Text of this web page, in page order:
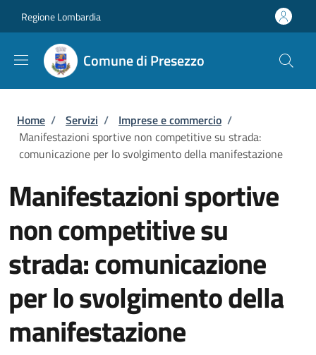
Regione Lombardia
Comune di Presezzo
Briciole di pane
Home / Servizi / Imprese e commercio /
Manifestazioni sportive non competitive su strada:
comunicazione per lo svolgimento della manifestazione
Manifestazioni sportive
non competitive su
strada: comunicazione
per lo svolgimento della
manifestazione